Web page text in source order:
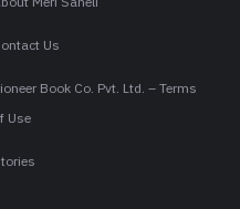
Us
Book Co. Pvt. Ltd. – Terms
Use